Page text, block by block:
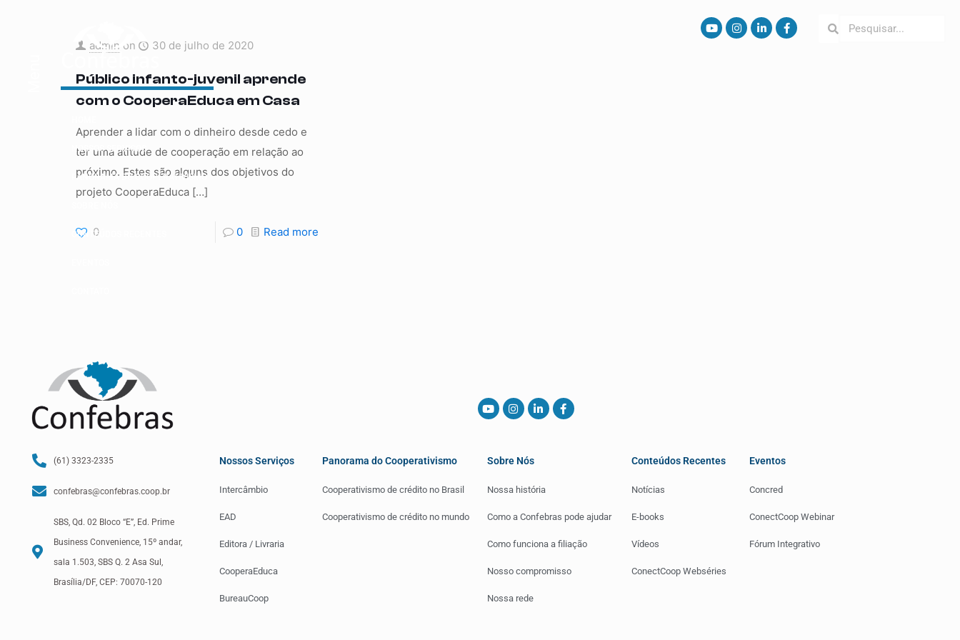
NOSSOS SERVIÇOS
PANORAMA DO COOPERATIVISMO
CONTEÚDOS RECENTES
admin on 30 de julho de 2020
Público infanto-juvenil aprende
com o CooperaEduca em Casa
Aprender a lidar com o dinheiro desde cedo e
ter uma atitude de cooperação em relação ao
próximo. Estes são alguns dos objetivos do
projeto CooperaEduca[…]
0 0 Read more
(61) 3323-2335
confebras@confebras.coop.br
SBS, Qd. 02 Bloco “E”, Ed. Prime
Business Convenience, 15º andar,
sala 1.503, SBS Q. 2 Asa Sul,
Brasília/DF, CEP: 70070-120
Nossos Serviços
Intercâmbio
EAD
Editora / Livraria
CooperaEduca
BureauCoop
Panorama do Cooperativismo
Cooperativismo de crédito no Brasil
Cooperativismo de crédito no mundo
Sobre Nós
Nossa história
Como a Confebras pode ajudar
Como funciona a filiação
Nosso compromisso
Nossa rede
Conteúdos Recentes
Notícias
E-books
Vídeos
ConectCoop Webséries
Eventos
Concred
ConectCoop Webinar
Fórum Integrativo